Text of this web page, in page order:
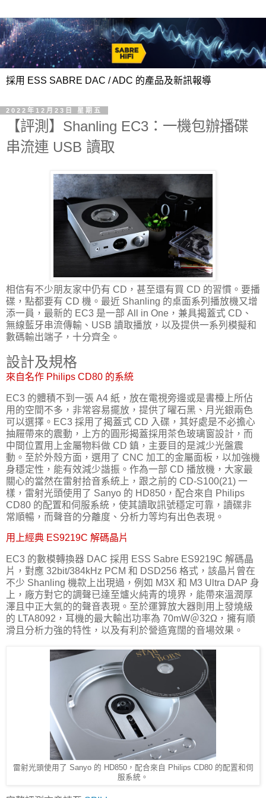
採用 ESS SABRE DAC / ADC 的產品及新訊報導
2022年12月23日 星期五
【評測】Shanling EC3：一機包辦播碟
串流連 USB 讀取
相信有不少朋友家中仍有 CD，甚至還有買 CD 的習慣。要播
碟，點都要有 CD 機。最近 Shanling 的桌面系列播放機又增
添一員，最新的 EC3 是一部 All in One，兼具揭蓋式 CD、
無線藍牙串流傳輸、USB 讀取播放，以及提供一系列模擬和
數碼輸出端子，十分齊全。
設計及規格
來自名作 Philips CD80 的系統
EC3 的體積不到一張 A4 紙，放在電視旁邊或是書檯上所佔
用的空間不多，非常容易擺放，提供了曜石黑、月光銀兩色
可以選擇。EC3 採用了揭蓋式 CD 入碟，其好處是不必擔心
抽屜帶來的震動，上方的圓形揭蓋採用茶色玻璃窗設計，而
中間位置用上金屬物料做 CD 鎮，主要目的是減少光盤震
動。至於外殼方面，選用了 CNC 加工的金屬面板，以加強機
身穩定性，能有效減少諧振。作為一部 CD 播放機，大家最
關心的當然在雷射拾音系統上，跟之前的 CD-S100(21) 一
樣，雷射光頭使用了 Sanyo 的 HD850，配合來自 Philips
CD80 的配置和伺服系統，使其讀取訊號穩定可靠，讀碟非
常順暢，而聲音的分離度、分析力等均有出色表現。
用上經典 ES9219C 解碼晶片
EC3 的數模轉換器 DAC 採用 ESS Sabre ES9219C 解碼晶
片，對應 32bit/384kHz PCM 和 DSD256 格式，該晶片曾在
不少 Shanling 機款上出現過，例如 M3X 和 M3 Ultra DAP 身
上，廠方對它的調聲已達至爐火純青的境界，能帶來溫潤厚
澤且中正大氣的的聲音表現。至於運算放大器則用上發燒級
的 LTA8092，耳機的最大輸出功率為 70mW＠32Ω，擁有順
滑且分析力強的特性，以及有利於營造寬闊的音場效果。
雷射光頭使用了 Sanyo 的 HD850，配合來自 Philips CD80 的配置和伺
服系統。